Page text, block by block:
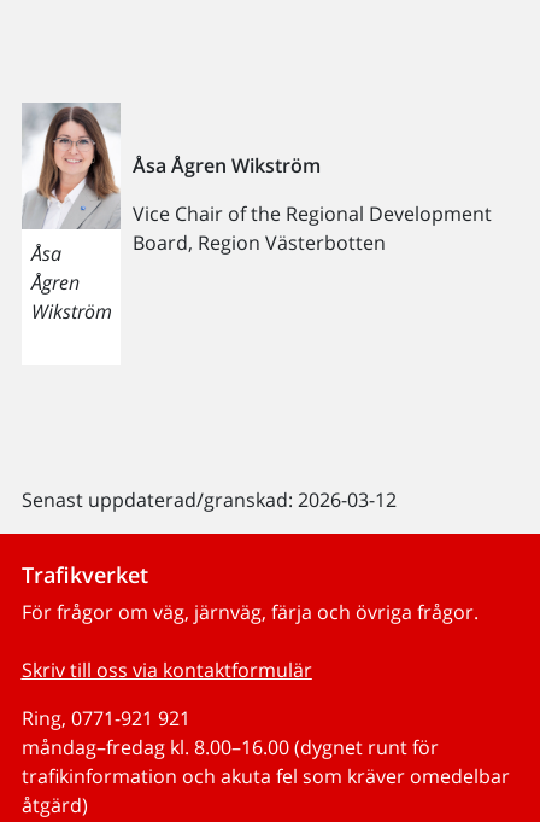
Åsa
Ågren
Wikström
Åsa Ågren Wikström
Vice Chair of the Regional Development
Board, Region Västerbotten
Senast uppdaterad/granskad: 2026-03-12
Trafikverket
För frågor om väg, järnväg, färja och övriga frågor.
Skriv till oss via kontaktformulär
Ring, 0771-921 921
måndag–fredag kl. 8.00–16.00 (dygnet runt för
trafikinformation och akuta fel som kräver omedelbar
åtgärd)